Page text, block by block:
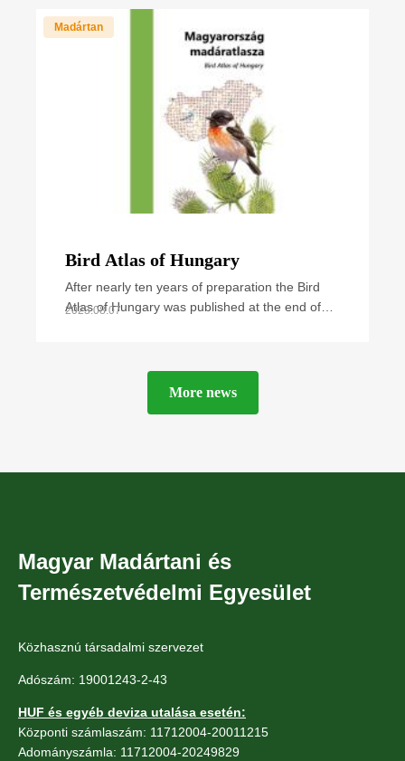
Madártan
Bird Atlas of Hungary
After nearly ten years of preparation the Bird
Atlas of Hungary was published at the end of
2023.08.07
More news
Magyar Madártani és
Természetvédelmi Egyesület
Közhasznú társadalmi szervezet
Adószám: 19001243-2-43
HUF és egyéb deviza utalása esetén:
Központi számlaszám: 11712004-20011215
Adományszámla: 11712004-20249829